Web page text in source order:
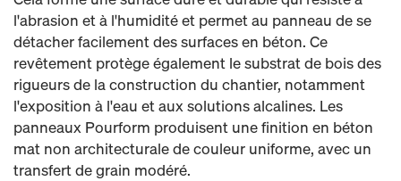
l'abrasion et à l'humidité et permet au panneau de se
détacher facilement des surfaces en béton. Ce
revêtement protège également le substrat de bois des
rigueurs de la construction du chantier, notamment
l'exposition à l'eau et aux solutions alcalines. Les
panneaux Pourform produisent une finition en béton
mat non architecturale de couleur uniforme, avec un
transfert de grain modéré.